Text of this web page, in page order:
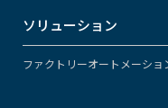
ソリューション
ファクトリーオートメーショ